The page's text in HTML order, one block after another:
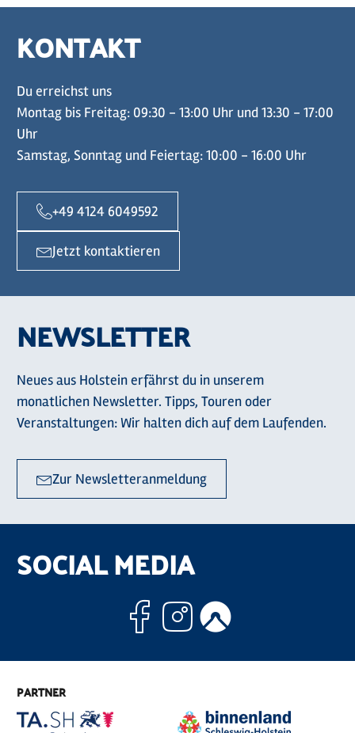
KONTAKT
Du erreichst uns
Montag bis Freitag: 09:30 - 13:00 Uhr und 13:30 - 17:00
Uhr
Samstag, Sonntag und Feiertag: 10:00 - 16:00 Uhr
+49 4124 6049592
Jetzt kontaktieren
NEWSLETTER
Neues aus Holstein erfährst du in unserem
monatlichen Newsletter. Tipps, Touren oder
Veranstaltungen: Wir halten dich auf dem Laufenden.
Zur Newsletteranmeldung
SOCIAL MEDIA
Facebook
Instagram
PARTNER